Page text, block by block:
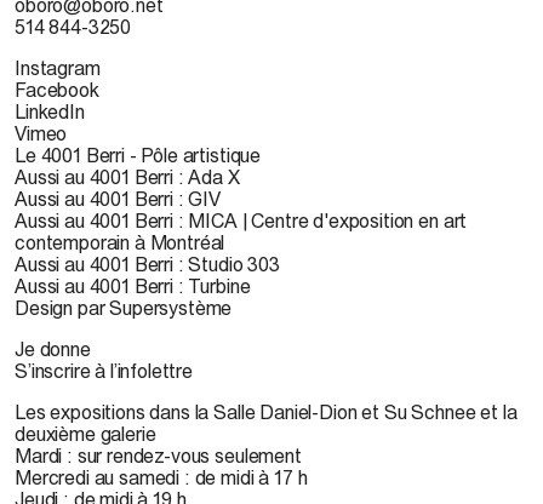
oboro@oboro.net
514 844-3250
Instagram
Facebook
LinkedIn
Vimeo
Le 4001 Berri - Pôle artistique
Aussi au 4001 Berri : Ada X
Aussi au 4001 Berri : GIV
Aussi au 4001 Berri : MICA | Centre d'exposition en art
contemporain à Montréal
Aussi au 4001 Berri : Studio 303
Aussi au 4001 Berri : Turbine
Design par Supersystème
Je donne
S’inscrire à l’infolettre
Les expositions dans la Salle Daniel-Dion et Su Schnee et la
deuxième galerie
Mardi : sur rendez-vous seulement
Mercredi au samedi : de midi à 17 h